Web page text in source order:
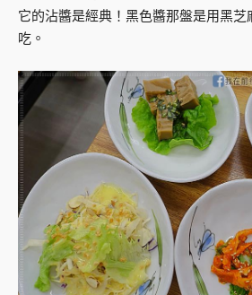
它的沾醬是經典！黑色醬那盤是用黑芝
吃。